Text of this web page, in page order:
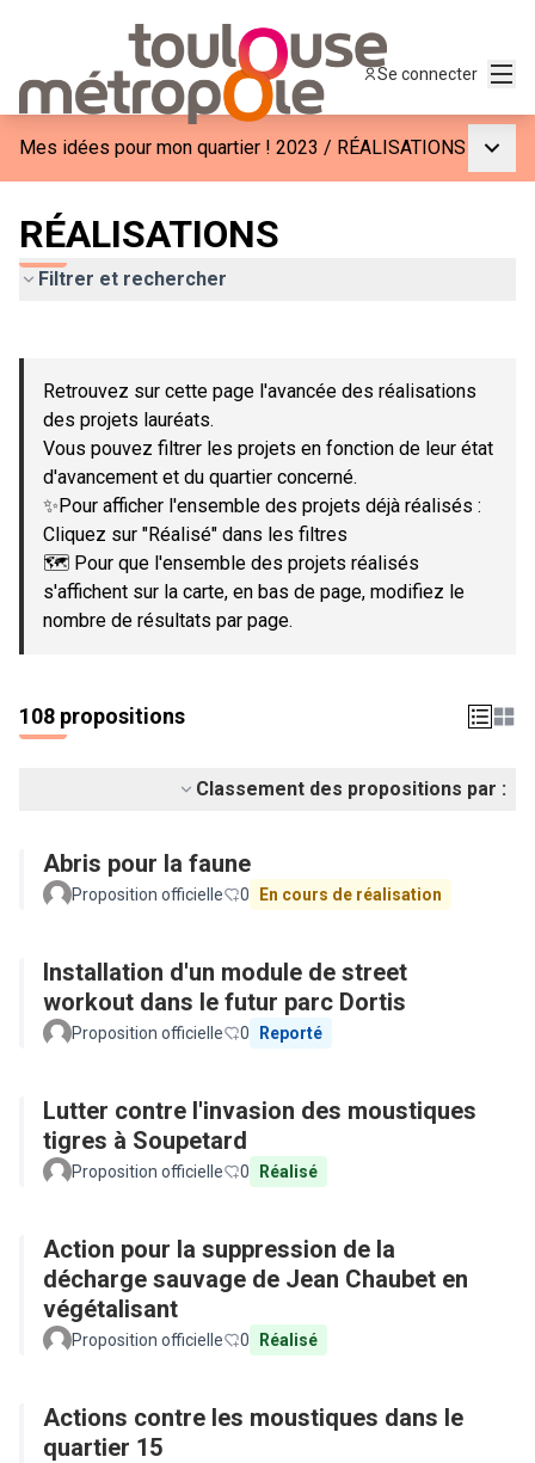
Se connecter
Mes idées pour mon quartier ! 2023 / RÉALISATIONS
RÉALISATIONS
Filtrer et rechercher
−
Retrouvez sur cette page l'avancée des réalisations
des projets lauréats.
Vous pouvez filtrer les projets en fonction de leur état
d'avancement et du quartier concerné.
✨Pour afficher l'ensemble des projets déjà réalisés :
Cliquez sur "Réalisé" dans les filtres
🗺️ Pour que l'ensemble des projets réalisés
s'affichent sur la carte, en bas de page, modifiez le
nombre de résultats par page.
108 propositions
Classement des propositions par :
Abris pour la faune
Proposition officielle 0 En cours de réalisation
Installation d'un module de street
workout dans le futur parc Dortis
Proposition officielle 0 Reporté
Lutter contre l'invasion des moustiques
tigres à Soupetard
Proposition officielle 0 Réalisé
Action pour la suppression de la
décharge sauvage de Jean Chaubet en
végétalisant
Proposition officielle 0 Réalisé
Actions contre les moustiques dans le
quartier 15